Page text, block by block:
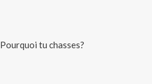
Pourquoi tu chasses?